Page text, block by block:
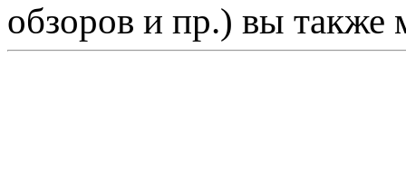
обзоров и пр.) вы также